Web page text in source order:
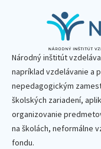
Národný inštitút
napríklad vzdelávanie a
nepedagogickým
školských zariadení,
organizovanie
na školách, neformálne
fondu.